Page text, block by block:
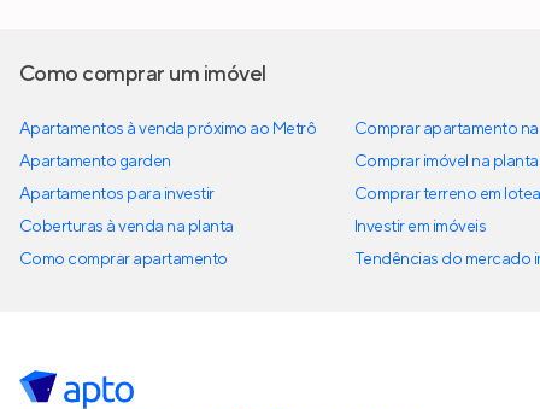
Como comprar um imóvel
Apartamentos à venda próximo ao Metrô
Apartamento garden
Apartamentos para investir
Coberturas à venda na planta
Como comprar apartamento
Comprar apartamento
Comprar imóvel na planta
Comprar terreno em
Investir em imóveis
Tendências do mercado